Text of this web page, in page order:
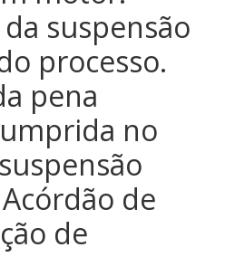
suspensão
processo.
pena
no
de
de